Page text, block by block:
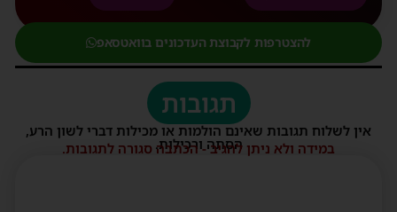
להצטרפות לקבוצת העדכונים בוואטסאפ
תגובות
אין לשלוח תגובות שאינם הולמות או מכילות דברי לשון הרע,
הסתה ורכילות.
במידה ולא ניתן להגיב - הכתבה סגורה לתגובות.